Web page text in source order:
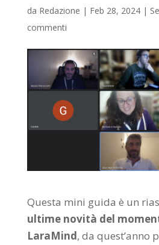
da Redazione | Feb 28, 2024|
commenti
Questa mini guida è un
ultime novità del
LaraMind, da quest’anno